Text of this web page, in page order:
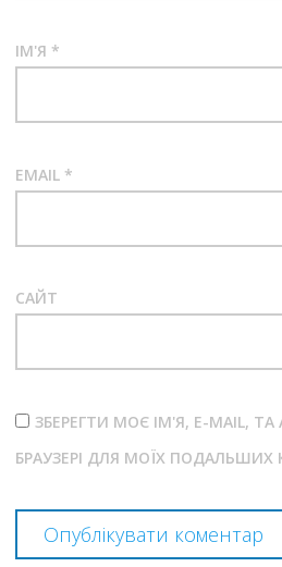
ІМ'Я *
EMAIL *
САЙТ
ЗБЕРЕГТИ МОЄ ІМ'Я, E-MAIL,
БРАУЗЕРІ ДЛЯ МОЇХ ПОДАЛЬШИХ